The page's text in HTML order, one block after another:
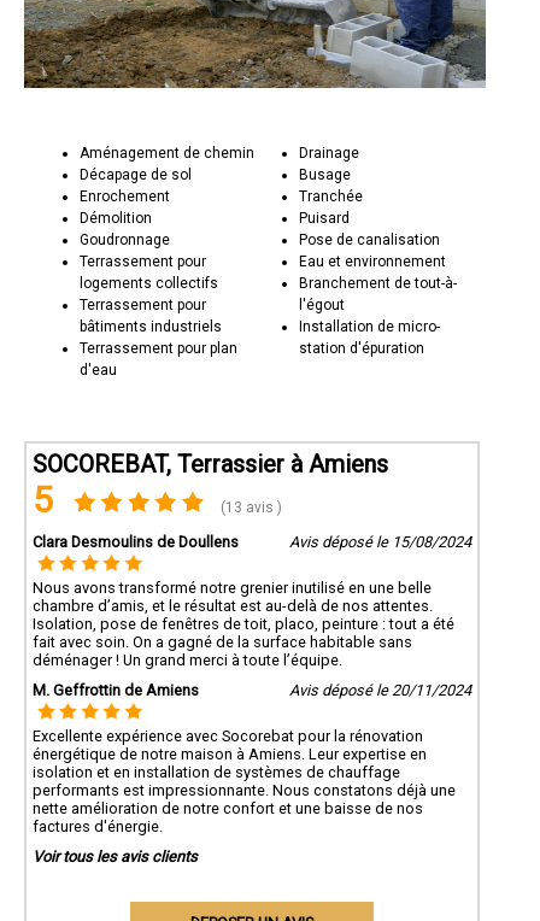
Aménagement de chemin
Décapage de sol
Enrochement
Démolition
Goudronnage
Terrassement pour
logements collectifs
Terrassement pour
bâtiments industriels
Terrassement pour plan
d'eau
Drainage
Busage
Tranchée
Puisard
Pose de canalisation
Eau et environnement
Branchement de tout-à-
l'égout
Installation de micro-
station d'épuration
SOCOREBAT, Terrassier à Amiens
5 (13 avis )
Clara Desmoulins de Doullens Avis déposé le 15/08/2024
Nous avons transformé notre grenier inutilisé en une belle
chambre d’amis, et le résultat est au-delà de nos attentes.
Isolation, pose de fenêtres de toit, placo, peinture : tout a été
fait avec soin. On a gagné de la surface habitable sans
déménager ! Un grand merci à toute l’équipe.
M. Geffrottin de Amiens
Avis déposé le 20/11/2024
Excellente expérience avec Socorebat pour la rénovation
énergétique de notre maison à Amiens. Leur expertise en
isolation et en installation de systèmes de chauffage
performants est impressionnante. Nous constatons déjà une
nette amélioration de notre confort et une baisse de nos
factures d'énergie.
Voir tous les avis clients